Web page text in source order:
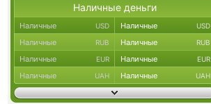
Наличные деньги
Наличные USD Наличные USD
Наличные RUB Наличные RUB
Наличные EUR Наличные EUR
Наличные UAH Наличные UAH